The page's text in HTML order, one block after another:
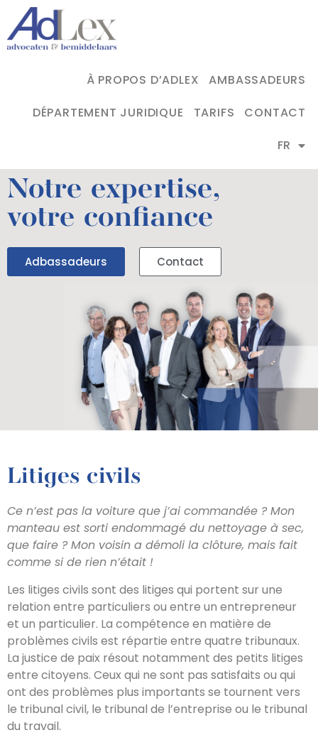
À PROPOS D’ADLEX
AMBASSADEURS
DÉPARTEMENT JURIDIQUE
TARIFS
CONTACT
FR
Notre expertise,
votre confiance
Adbassadeurs Contact
Litiges civils
Ce n’est pas la voiture que j’ai commandée ? Mon
manteau est sorti endommagé du nettoyage à sec,
que faire ? Mon voisin a démoli la clôture, mais fait
comme si de rien n’était !
Les litiges civils sont des litiges qui portent sur une
relation entre particuliers ou entre un entrepreneur
et un particulier. La compétence en matière de
problèmes civils est répartie entre quatre tribunaux.
La justice de paix résout notamment des petits litiges
entre citoyens. Ceux qui ne sont pas satisfaits ou qui
ont des problèmes plus importants se tournent vers
le tribunal civil, le tribunal de l’entreprise ou le tribunal
du travail.